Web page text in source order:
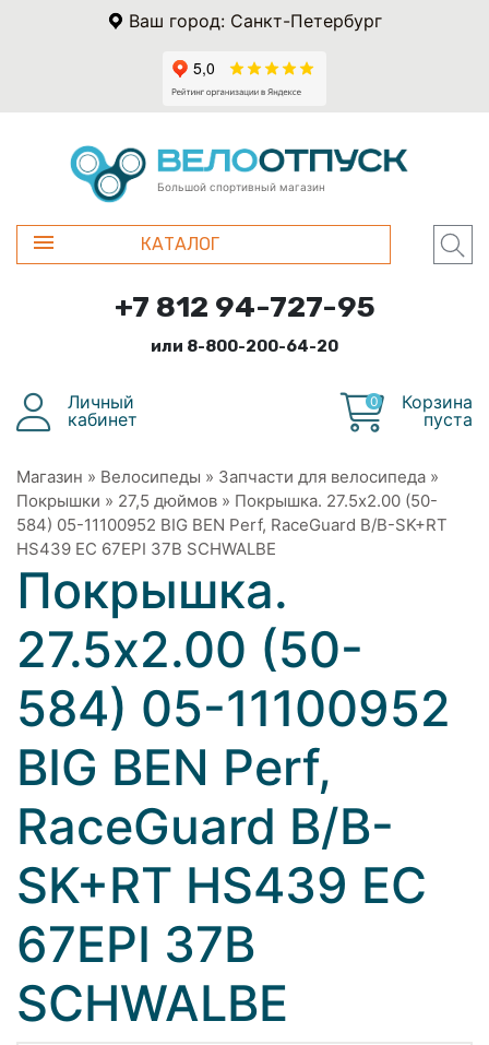
Ваш город: Санкт-Петербург
Большой спортивный магазин
КАТАЛОГ
+7 812 94-727-95
или 8-800-200-64-20
Личный
кабинет
0
Корзина
пуста
Магазин » Велосипеды » Запчасти для велосипеда »
Покрышки » 27,5 дюймов » Покрышка. 27.5x2.00 (50-
584) 05-11100952 BIG BEN Perf, RaceGuard B/B-SK+RT
HS439 EC 67EPI 37B SCHWALBE
Покрышка.
27.5x2.00 (50-
584) 05-11100952
BIG BEN Perf,
RaceGuard B/B-
SK+RT HS439 EC
67EPI 37B
SCHWALBE